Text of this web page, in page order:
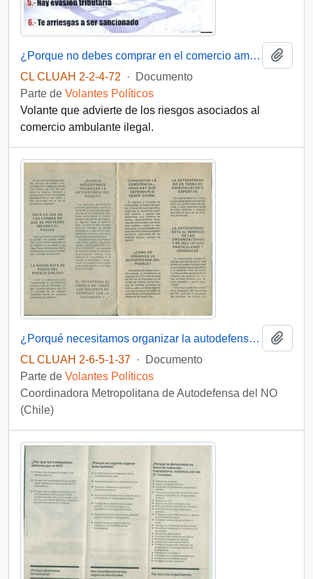
¿Porque no debes comprar en el comercio ambulante ilegal?
CL CLUAH 2-2-4-72
·
Documento
Parte de Volantes Políticos
Volante que advierte de los riesgos asociados al
comercio ambulante ilegal.
¿Porqué necesitamos organizar la autodefensa del pueblo?
CL CLUAH 2-6-5-1-37 ·
Documento
Parte de Volantes Políticos
Coordinadora Metropolitana de Autodefensa del NO
(Chile)